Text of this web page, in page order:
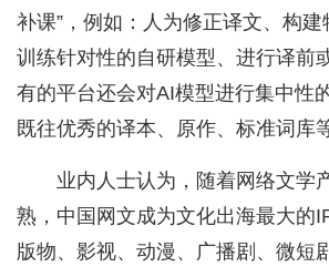
补课”，例如：人为修正译文、构
训练针对性的自研模型、进行译前
有的平台还会对AI模型进行集中性
既往优秀的译本、原作、标准词库
业内人士认为，随着网络文学
熟，中国网文成为文化出海最大的
版物、影视、动漫、广播剧、微短